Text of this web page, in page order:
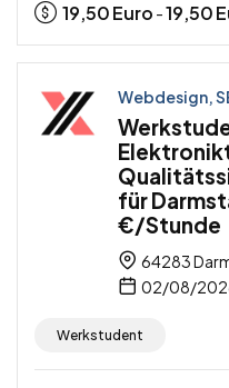
19,50Euro -19,50
Webdesign,
für
€/Stunde
64283
02/08/
Werkstudent